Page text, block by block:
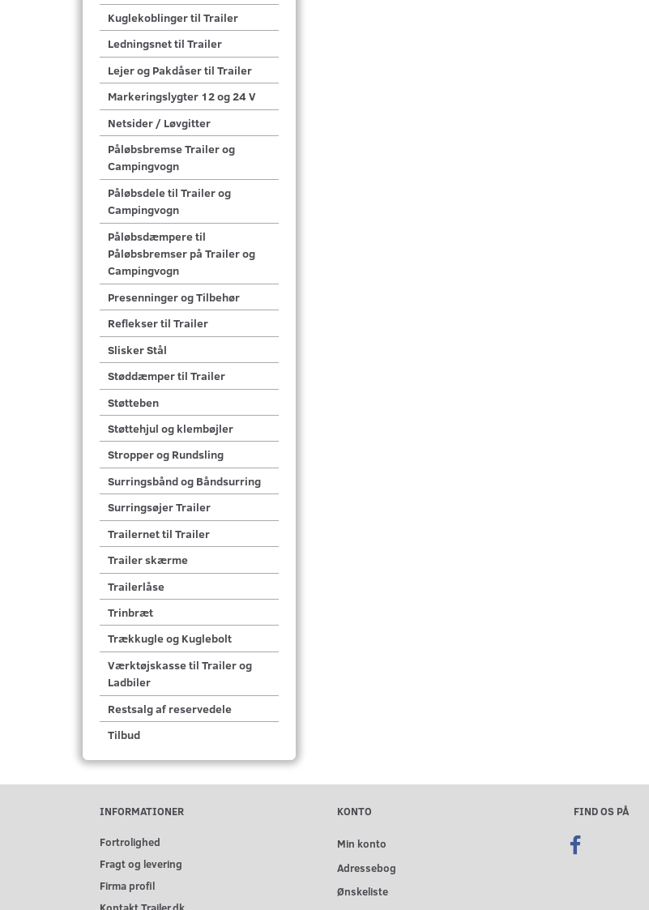
Kuglekoblinger til Trailer
Ledningsnet til Trailer
Lejer og Pakdåser til Trailer
Markeringslygter 12 og 24 V
Netsider / Løvgitter
Påløbsbremse Trailer og
Campingvogn
Påløbsdele til Trailer og
Campingvogn
Påløbsdæmpere til
Påløbsbremser på Trailer og
Campingvogn
Presenninger og Tilbehør
Reflekser til Trailer
Slisker Stål
Støddæmper til Trailer
Støtteben
Støttehjul og klembøjler
Stropper og Rundsling
Surringsbånd og Båndsurring
Surringsøjer Trailer
Trailernet til Trailer
Trailer skærme
Trailerlåse
Trinbræt
Trækkugle og Kuglebolt
Værktøjskasse til Trailer og
Ladbiler
Restsalg af reservedele
Tilbud
INFORMATIONER
Fortrolighed
Fragt og levering
Firma profil
KONTO
Min konto
Adressebog
Ønskeliste
FIND OS PÅ